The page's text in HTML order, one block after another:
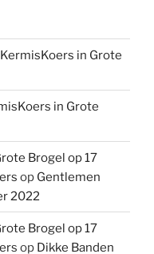
in Grote
in Grote
Brogel op 17
op Gentlemen
2022
Brogel op 17
op Dikke Banden